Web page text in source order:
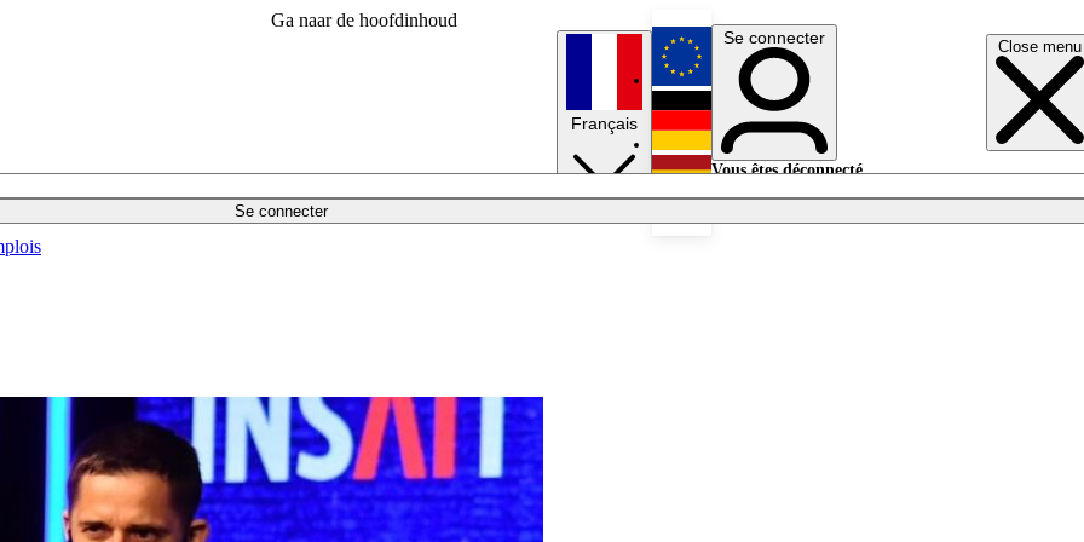
Ga naar de hoofdinhoud
Close menu
Se connecter
Français
English
Deutsch
Se connecter
Vous êtes déconnecté.